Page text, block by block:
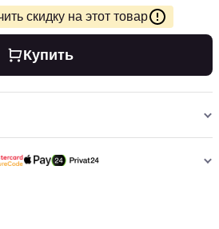
скидку на этот товар
Купить